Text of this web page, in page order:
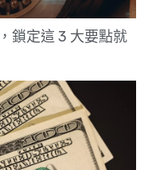
鎖定這 3 大要點就